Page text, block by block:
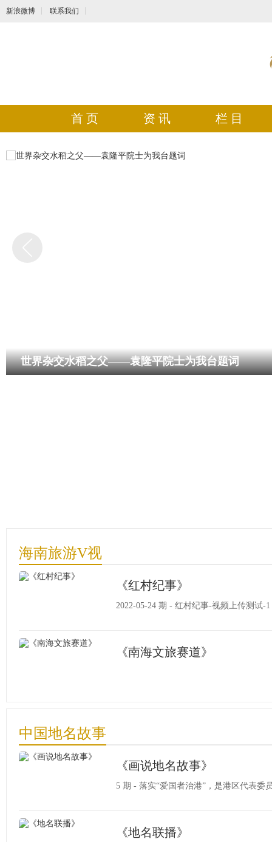
新浪微博 联系我们
首 页 资 讯 栏 目
世界杂交水稻之父——袁隆平院士为我台题词
海南旅游V视
《红村纪事》
2022-05-24 期 - 红村纪事-视频上传测试-1
《南海文旅赛道》
中国地名故事
《画说地名故事》
5 期 - 落实“爱国者治港”，是港区代表委
《地名联播》